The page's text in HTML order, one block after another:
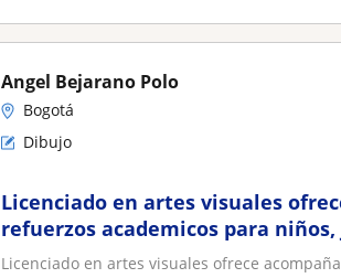
Angel Bejarano Polo
Bogotá
Dibujo
Licenciado en artes visuales
refuerzos academicos para
Licenciado en artes visuales ofrece